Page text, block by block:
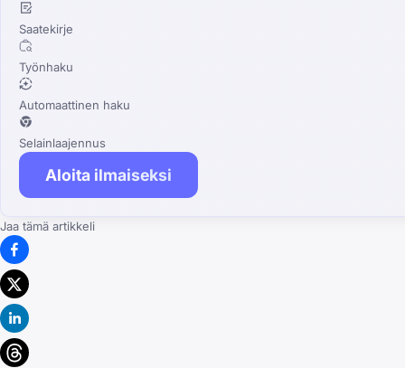
Saatekirje
Työnhaku
Automaattinen haku
Selainlaajennus
Aloita ilmaiseksi
Jaa tämä artikkeli